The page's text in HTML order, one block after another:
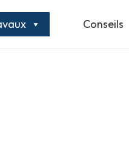
Conseils